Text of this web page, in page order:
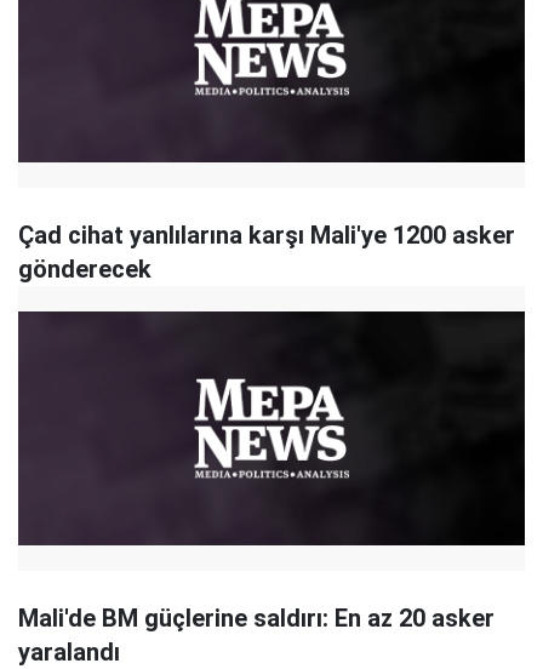
Çad cihat yanlılarına karşı Mali'ye 1200 asker
gönderecek
Mali'de BM güçlerine saldırı: En az 20 asker
yaralandı